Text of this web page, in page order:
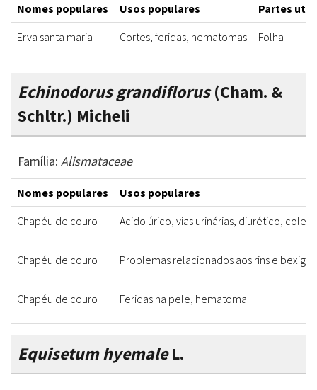
Nomes populares Usos populares
Partes
Erva santa maria
Cortes, feridas, hematomas Folha
Echinodorus grandiflorus(Cham. &
Schltr.) Micheli
Família: Alismataceae
Nomes populares
Usos populares
Chapéu de couro
Acido úrico, vias urinárias, diurético,
Chapéu de couro Problemas relacionados aos rins e bexiga
Chapéu de couro Feridas na pele, hematoma
Equisetum hyemaleL.